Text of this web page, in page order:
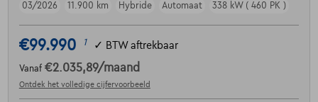
03/2026
11.900 km Hybride Automaat 338 kW ( 460 PK )
€99.990 1 ✓ BTW aftrekbaar
Vanaf €2.035,89/maand
Ontdek het volledige cijfervoorbeeld